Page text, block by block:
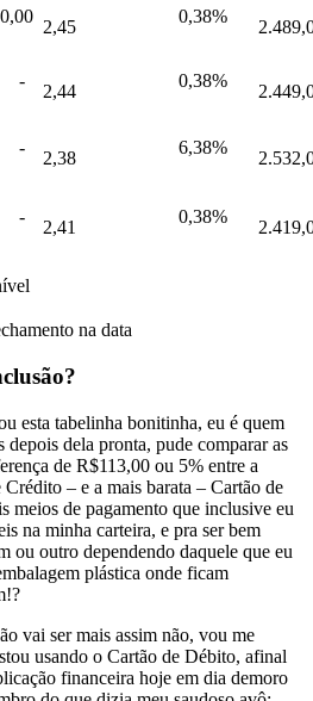
2,45
0,38%
2,44
0,38%
2,38
6,38%
2,41
0,38%
na data
esta tabelinha bonitinha, eu é quem
dela pronta, pude comparar as
de R$113,00 ou 5% entre a
– e a mais barata – Cartão de
meios de pagamento que inclusive eu
na minha carteira, e pra ser bem
ou outro dependendo daquele que eu
plástica onde ficam
vai ser mais assim não, vou me
usando o Cartão de Débito, afinal
financeira hoje em dia demoro